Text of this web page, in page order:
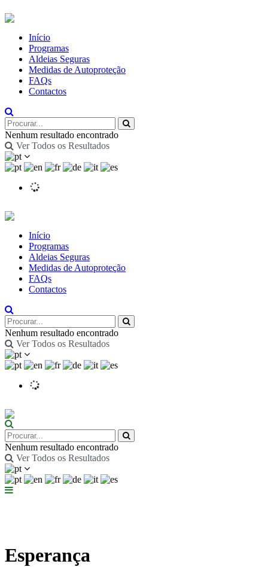
Início
Programas
Aldeias Seguras
Medidas de Autoproteção
FAQs
Contactos
Nenhum resultado encontrado
Ver Todos os Resultados
Início
Programas
Aldeias Seguras
Medidas de Autoproteção
FAQs
Contactos
Nenhum resultado encontrado
Ver Todos os Resultados
Nenhum resultado encontrado
Ver Todos os Resultados
Esperança